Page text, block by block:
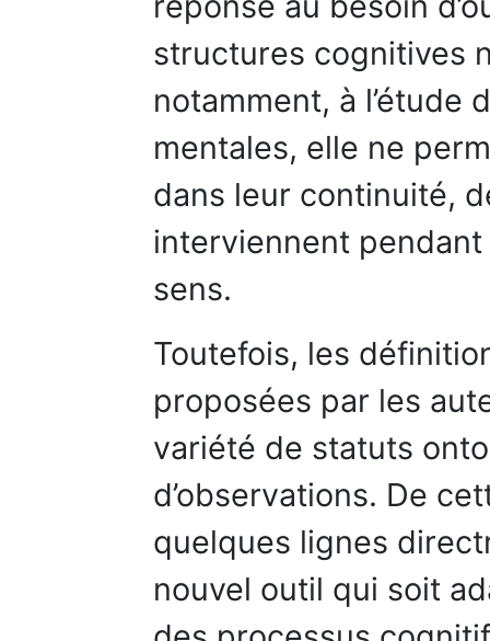
structures cognitives
notamment, à l’étude
mentales, elle ne
dans leur continuité,
interviennent
sens.
Toutefois, les
proposées par les
variété de statuts
d’observations. De
quelques lignes
nouvel outil qui soit